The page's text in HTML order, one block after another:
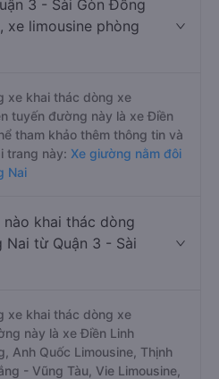
3 - Sài Gòn Đồng
xe limousine phòng
xe khai thác dòng xe
tuyến đường này là xe Điền
tham khảo thêm thông tin và
trang này: Xe giường nằm đôi
Nai
nào khai thác dòng
từ Quận 3 - Sài
xe khai thác dòng xe
này là xe Điền Linh
Anh Quốc Limousine, Thịnh
- Vũng Tàu, Vie Limousine,